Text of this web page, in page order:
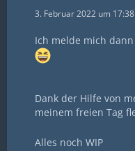
3. Februar 2022 um 17:38
Ich melde mich
Dank der Hilfe von
meinem freien Tag
Alles noch WIP